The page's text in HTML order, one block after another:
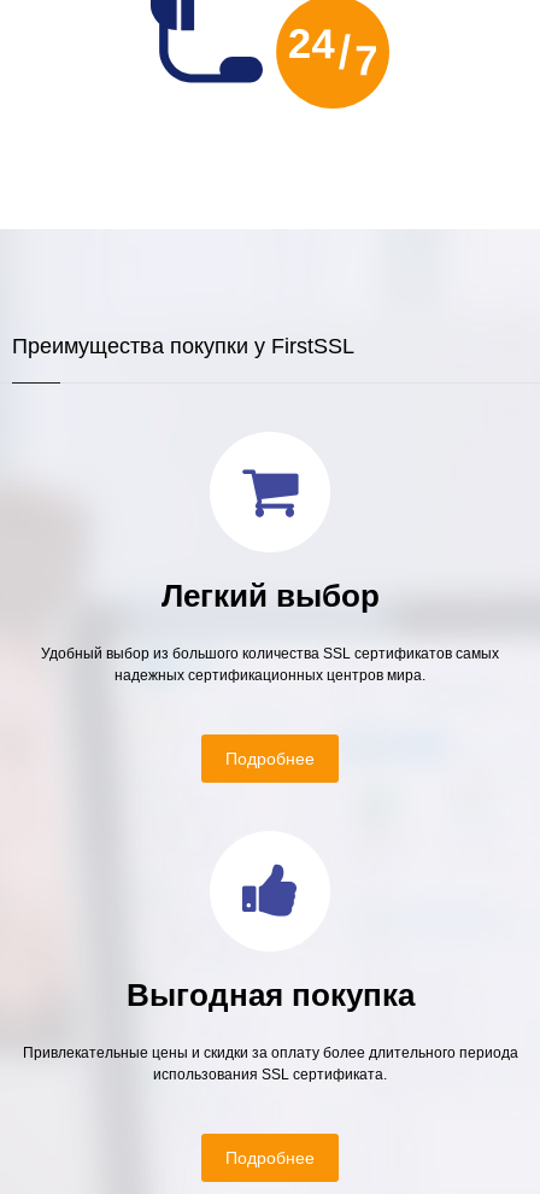
Преимущества покупки у FirstSSL
Легкий выбор
Удобный выбор из большого количества SSL сертификатов самых
надежных сертификационных центров мира.
Подробнее
Выгодная покупка
Привлекательные цены и скидки за оплату более длительного периода
использования SSL сертификата.
Подробнее